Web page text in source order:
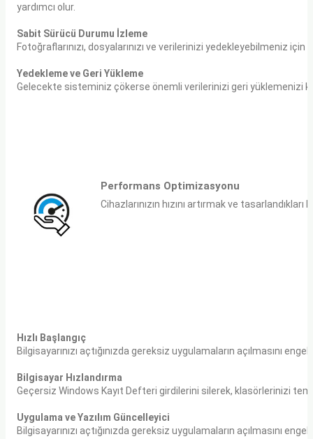
yardımcı olur.
Sabit Sürücü Durumu İzleme
Fotoğraflarınızı, dosyalarınızı ve verilerinizi yedekleyebilmeniz
Yedekleme ve Geri Yükleme
Gelecekte sisteminiz çökerse önemli verilerinizi geri yüklemenizi
Performans Optimizasyonu
Cihazlarınızın hızını artırmak ve
Hızlı Başlangıç
Bilgisayarınızı açtığınızda gereksiz uygulamaların açılmasını
Bilgisayar Hızlandırma
Geçersiz Windows Kayıt Defteri girdilerini silerek, klasörlerinizi
Uygulama ve Yazılım Güncelleyici
Bilgisayarınızı açtığınızda gereksiz uygulamaların açılmasını